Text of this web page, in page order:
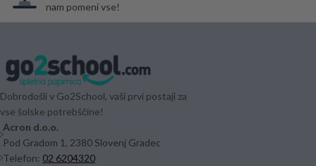
nam pomeni vse!
Dobrodošli v Go2School, vaši prvi postaji za
vse šolske potrebščine!
Acron d.o.o.
Pod Gradom 1, 2380 Slovenj Gradec
Telefon: 02 6204320